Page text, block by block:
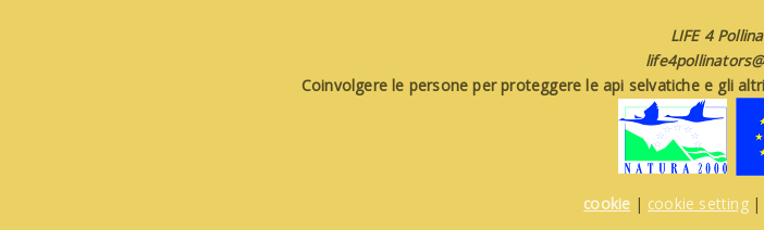
LIFE 4
Coinvolgere le persone per proteggere le api selvatiche e gli
cookie | cookie setting|